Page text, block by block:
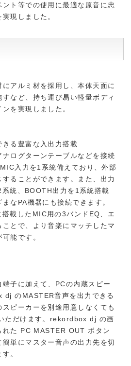
ト等での使用に最適な原音に忠
現しました。
アルミ材を採用し、本体天面に
など、持ち運び易い軽量ボディ
を実現しました。
きる豊富な入出力搭載
ログターンテーブルなどを接続
入力を1系統備えており、外部
ることができます。また、出力
統、BOOTH出力を1系統搭載
なPA機器にも接続できます。
載したMIC用の3バンドEQ、エ
とで、より音楽にマッチしたマ
能です。
子に加えて、PCの内蔵スピー
dj のMASTER音声を出力できる
ピーカーを別途用意しなくても
ただけます。rekordbox dj の画
れた PC MASTER OUT ボタン
単にマスター音声の出力先を切
。